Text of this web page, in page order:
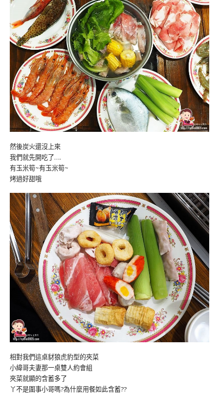
然後炭火還沒上來
我們就先開吃了….
有玉米筍~有玉米筍~
烤過好甜哦
相對我們這桌豺狼虎豹型的夾菜
小緯哥夫妻那一桌雙人約會組
夾菜就顯的含蓄多了
丫不是圍事小哥嗎?為什麼用餐如此含蓄??